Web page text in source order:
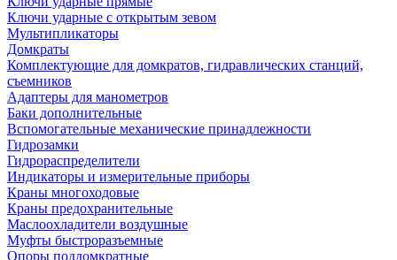
Ключи ударные с открытым зевом
Мультипликаторы
Домкраты
Комплектующие для домкратов, гидравлических станций,
съемников
Адаптеры для манометров
Баки дополнительные
Вспомогательные механические принадлежности
Гидрозамки
Гидрораспределители
Индикаторы и измерительные приборы
Краны многоходовые
Краны предохранительные
Маслоохладители воздушные
Муфты быстроразъемные
Опоры поддомкратные